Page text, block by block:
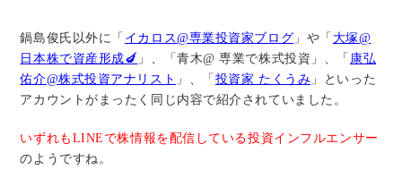
鍋島俊氏以外に「 イカロス@専業投資家ブログ 」や「 大塚@
日本株で資産形成🍆 」、「青木@ 専業で株式投資」、「 康弘
佑介@株式投資アナリスト 」、「 投資家 たくうみ 」といった
アカウントがまったく同じ内容で紹介されていました。
いずれもLINEで株情報を配信している投資インフルエンサー
のようですね。